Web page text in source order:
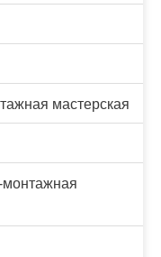
мастерская
монтажная